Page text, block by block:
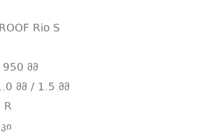
Rio S
მმ
მმ / 1.5 მმ
R